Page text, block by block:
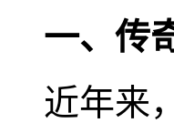
一、传
近年来